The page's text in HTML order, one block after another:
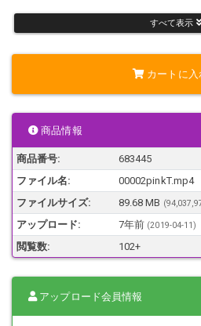
本作品は時間が短いのでサービス価格
プライベートモデル完全撮り下ろし002
Ｔバックを履いたお尻を突き出してＩゾ
普段は食い込んで見えない部分を集中的
MP4 1分13秒 FHD1920*1080
ダウンロードした動画にはモザイクはか
本作品に登場する人物は18歳以上であ
本作品に登場する人物はモデルであり、
す。
すべて表示
カートに入
商品情報
商品番号:
683445
ファイル名:
00002pinkT.mp4
ファイルサイズ:
89.68 MB
アップロード: 7年前 (2019-04-11 )
閲覧数: 102+
アップロード会員情報